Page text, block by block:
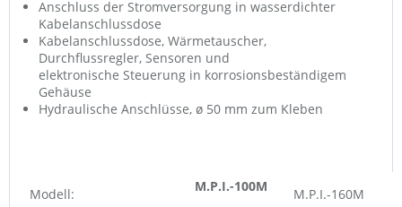
Anschluss der Stromversorgung in wasserdichter
Kabelanschlussdose
Kabelanschlussdose, Wärmetauscher,
Durchflussregler, Sensoren und
elektronische Steuerung in korrosionsbeständigem
Gehäuse
Hydraulische Anschlüsse, ø 50 mm zum Kleben
Modell: M.P.I.-100M M.P.I.-160M